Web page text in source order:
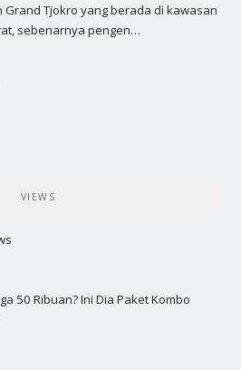
Tjokro yang berada di kawasan
sebenarnya pengen…
VIEWS
50 Ribuan? Ini Dia Paket Kombo